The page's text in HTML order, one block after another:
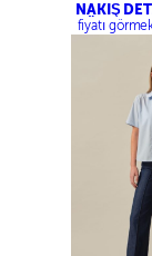
NAKIŞ
MINI
fiyatı